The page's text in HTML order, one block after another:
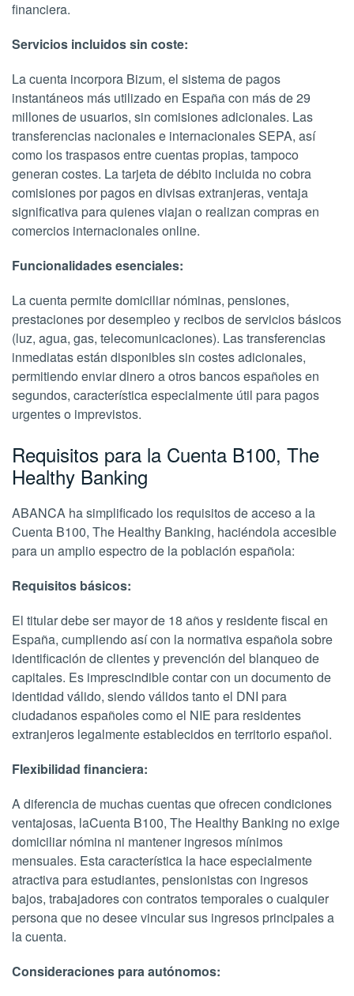
financiera.
Servicios incluidos sin coste:
La cuenta incorpora Bizum, el sistema de pagos
instantáneos más utilizado en España con más de 29
millones de usuarios, sin comisiones adicionales. Las
transferencias nacionales e internacionales SEPA, así
como los traspasos entre cuentas propias, tampoco
generan costes. La tarjeta de débito incluida no cobra
comisiones por pagos en divisas extranjeras, ventaja
significativa para quienes viajan o realizan compras en
comercios internacionales online.
Funcionalidades esenciales:
La cuenta permite domiciliar nóminas, pensiones,
prestaciones por desempleo y recibos de servicios básicos
(luz, agua, gas, telecomunicaciones). Las transferencias
inmediatas están disponibles sin costes adicionales,
permitiendo enviar dinero a otros bancos españoles en
segundos, característica especialmente útil para pagos
urgentes o imprevistos.
Requisitos para la Cuenta B100, The
Healthy Banking
ABANCA ha simplificado los requisitos de acceso a la
Cuenta B100, The Healthy Banking, haciéndola accesible
para un amplio espectro de la población española:
Requisitos básicos:
El titular debe ser mayor de 18 años y residente fiscal en
España, cumpliendo así con la normativa española sobre
identificación de clientes y prevención del blanqueo de
capitales. Es imprescindible contar con un documento de
identidad válido, siendo válidos tanto el DNI para
ciudadanos españoles como el NIE para residentes
extranjeros legalmente establecidos en territorio español.
Flexibilidad financiera:
A diferencia de muchas cuentas que ofrecen condiciones
ventajosas, laCuenta B100, The Healthy Banking no exige
domiciliar nómina ni mantener ingresos mínimos
mensuales. Esta característica la hace especialmente
atractiva para estudiantes, pensionistas con ingresos
bajos, trabajadores con contratos temporales o cualquier
persona que no desee vincular sus ingresos principales a
la cuenta.
Consideraciones para autónomos: